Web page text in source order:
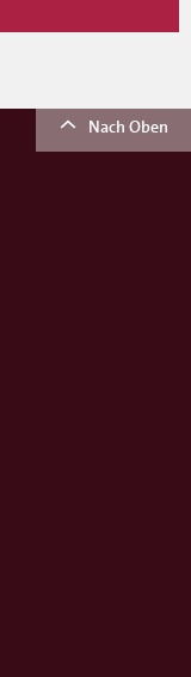
Nach Oben